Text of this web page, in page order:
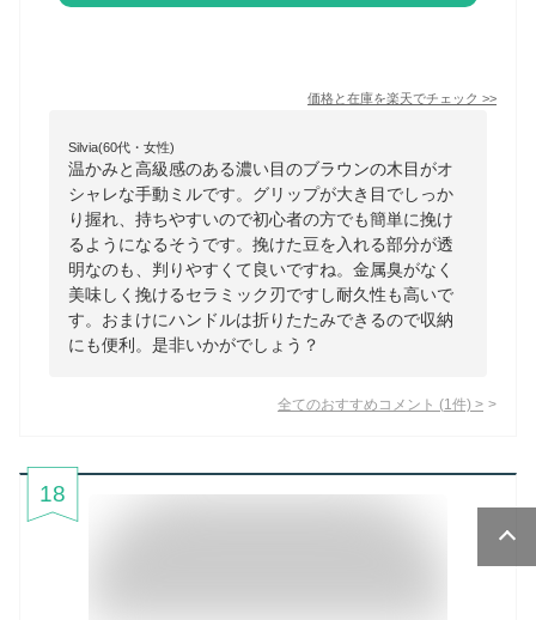
価格と在庫を楽天でチェック >>
Silvia(60代・女性)
温かみと高級感のある濃い目のブラウンの木目がオ
シャレな手動ミルです。グリップが大き目でしっか
り握れ、持ちやすいので初心者の方でも簡単に挽け
るようになるそうです。挽けた豆を入れる部分が透
明なのも、判りやすくて良いですね。金属臭がなく
美味しく挽けるセラミック刃ですし耐久性も高いで
す。おまけにハンドルは折りたたみできるので収納
にも便利。是非いかがでしょう？
全てのおすすめコメント (1 件) >
18